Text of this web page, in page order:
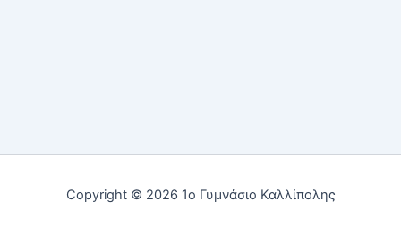
Copyright © 2026 1ο Γυμνάσιο Καλλίπολης